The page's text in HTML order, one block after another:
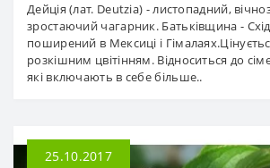
Дейція (лат. Deutzia) - листопадний,
зростаючий чагарник. Батьківщина -
поширений в Мексиці і
розкішним цвітінням. Відноситься до
які включають в себе більше..
25.10.2017